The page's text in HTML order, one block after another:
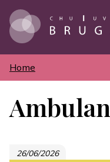
en
naar
de
gaan
Home
26/06/2026